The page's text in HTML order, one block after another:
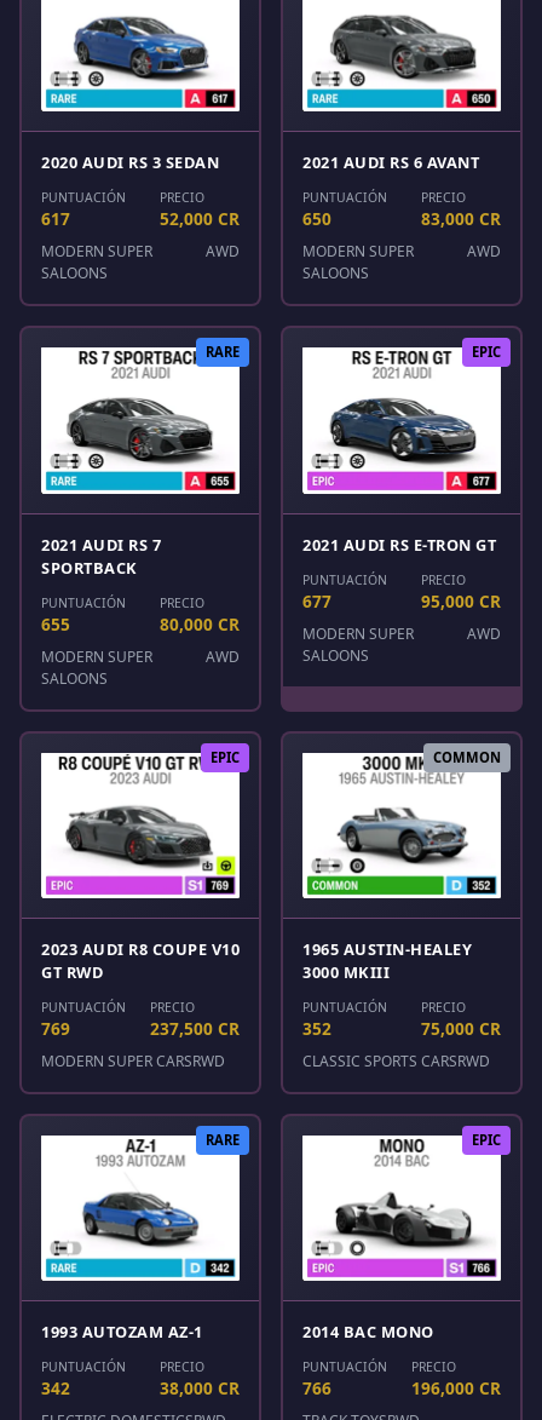
2020 AUDI RS 3 SEDAN
PUNTUACIÓN
617
PRECIO
52,000 CR
MODERN SUPER
SALOONS
AWD
2021 AUDI RS 6 AVANT
PUNTUACIÓN
650
PRECIO
83,000 CR
MODERN SUPER
SALOONS
AWD
RARE
2021 AUDI RS 7
SPORTBACK
PUNTUACIÓN
655
PRECIO
80,000 CR
MODERN SUPER
SALOONS
AWD
EPIC
2021 AUDI RS E-TRON GT
PUNTUACIÓN
677
PRECIO
95,000 CR
MODERN SUPER
SALOONS
AWD
EPIC
2023 AUDI R8 COUPE V10
GT RWD
PUNTUACIÓN
769
PRECIO
237,500 CR
MODERN SUPER CARSRWD
COMMON
1965 AUSTIN-HEALEY
3000 MKIII
PUNTUACIÓN
352
PRECIO
75,000 CR
CLASSIC SPORTS CARSRWD
RARE
1993 AUTOZAM AZ-1
PUNTUACIÓN
342
PRECIO
38,000 CR
EPIC
2014 BAC MONO
PUNTUACIÓN
766
PRECIO
196,000 CR